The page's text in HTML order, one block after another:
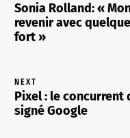
Sonia Rolland: «
revenir avec
fort »
NEXT
Pixel : le concurrent
signé Google